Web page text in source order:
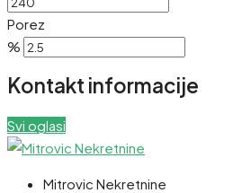
Porez
%
Kontakt informacije
Svi oglasi
Mitrovic Nekretnine